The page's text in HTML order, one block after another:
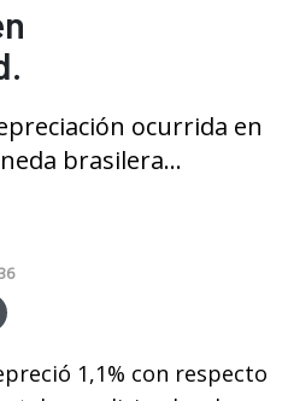
ocurrida en
brasilera...
1,1% con respecto